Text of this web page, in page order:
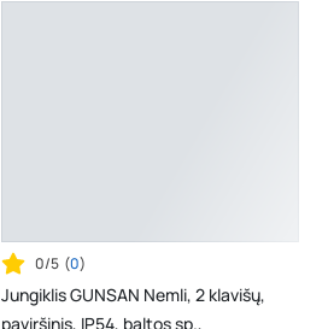
0/5 (0)
Jungiklis GUNSAN Nemli, 2 klavišų,
paviršinis, IP54, baltos sp.,